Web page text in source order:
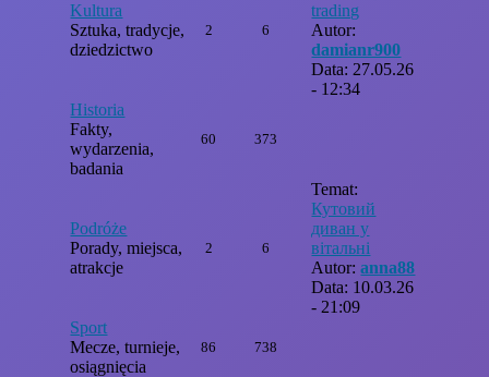
Kultura
Sztuka, tradycje,
dziedzictwo
2 6
trading
Autor:
damianr900
Data: 27.05.26
- 12:34
Historia
Fakty,
wydarzenia,
badania
60 373
Podróże
Porady, miejsca,
atrakcje
2 6
Temat:
Кутовий
диван у
вітальні
Autor:anna88
Data: 10.03.26
- 21:09
Sport
Mecze, turnieje,
osiągnięcia
86 738